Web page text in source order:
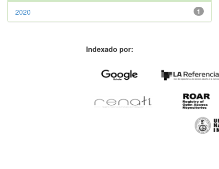
1
2020
Indexado por: